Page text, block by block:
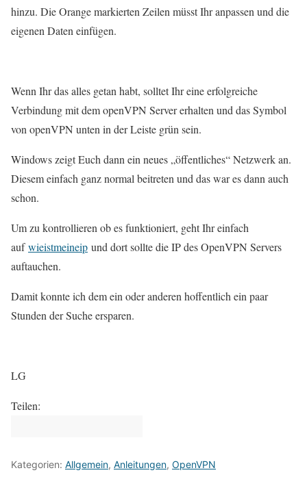
hinzu. Die Orange markierten Zeilen müsst Ihr anpassen und die
eigenen Daten einfügen.
Wenn Ihr das alles getan habt, solltet Ihr eine erfolgreiche
Verbindung mit dem openVPN Server erhalten und das Symbol
von openVPN unten in der Leiste grün sein.
Windows zeigt Euch dann ein neues „öffentliches“ Netzwerk an.
Diesem einfach ganz normal beitreten und das war es dann auch
schon.
Um zu kontrollieren ob es funktioniert, geht Ihr einfach
aufwieistmeineip und dort sollte die IP des OpenVPN Servers
auftauchen.
Damit konnte ich dem ein oder anderen hoffentlich ein paar
Stunden der Suche ersparen.
LG
Teilen:
Kategorien: Allgemein, Anleitungen, OpenVPN